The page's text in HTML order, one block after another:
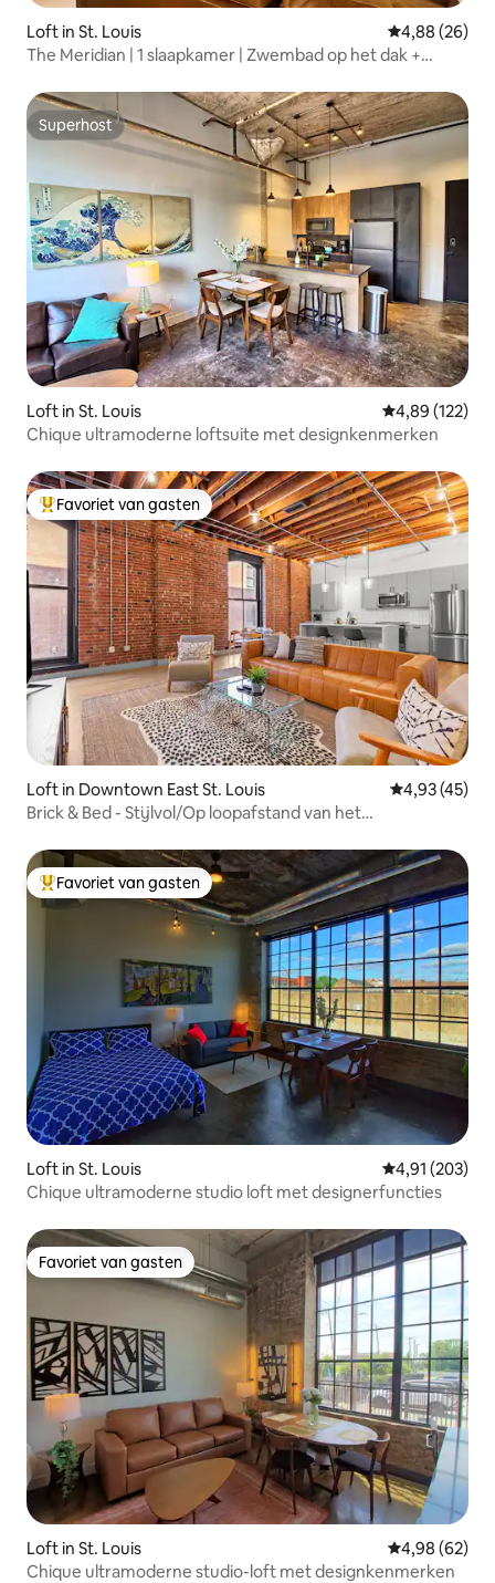
Loft in St. Louis Gemiddelde
4,88 (26)
The Meridian | 1 slaapkamer | Zwembad op het dak +
Superhost
Superhost
Loft in St. Louis Gemiddelde
4,89 (122)
Chique ultramoderne loftsuite met designkenmerken
Topfavoriet van gasten
Favoriet van gasten
Loft in Downtown East St. Louis Gemiddelde
4,93 (45)
Brick & Bed - Stijlvol/Op loopafstand van het
Topfavoriet van gasten
Favoriet van gasten
Loft in St. Louis Gemiddelde
4,91 (203)
Chique ultramoderne studio loft met designerfuncties
Favoriet van gasten
Favoriet van gasten
Loft in St. Louis Gemiddelde
4,98 (62)
Chique ultramoderne studio-loft met designkenmerken